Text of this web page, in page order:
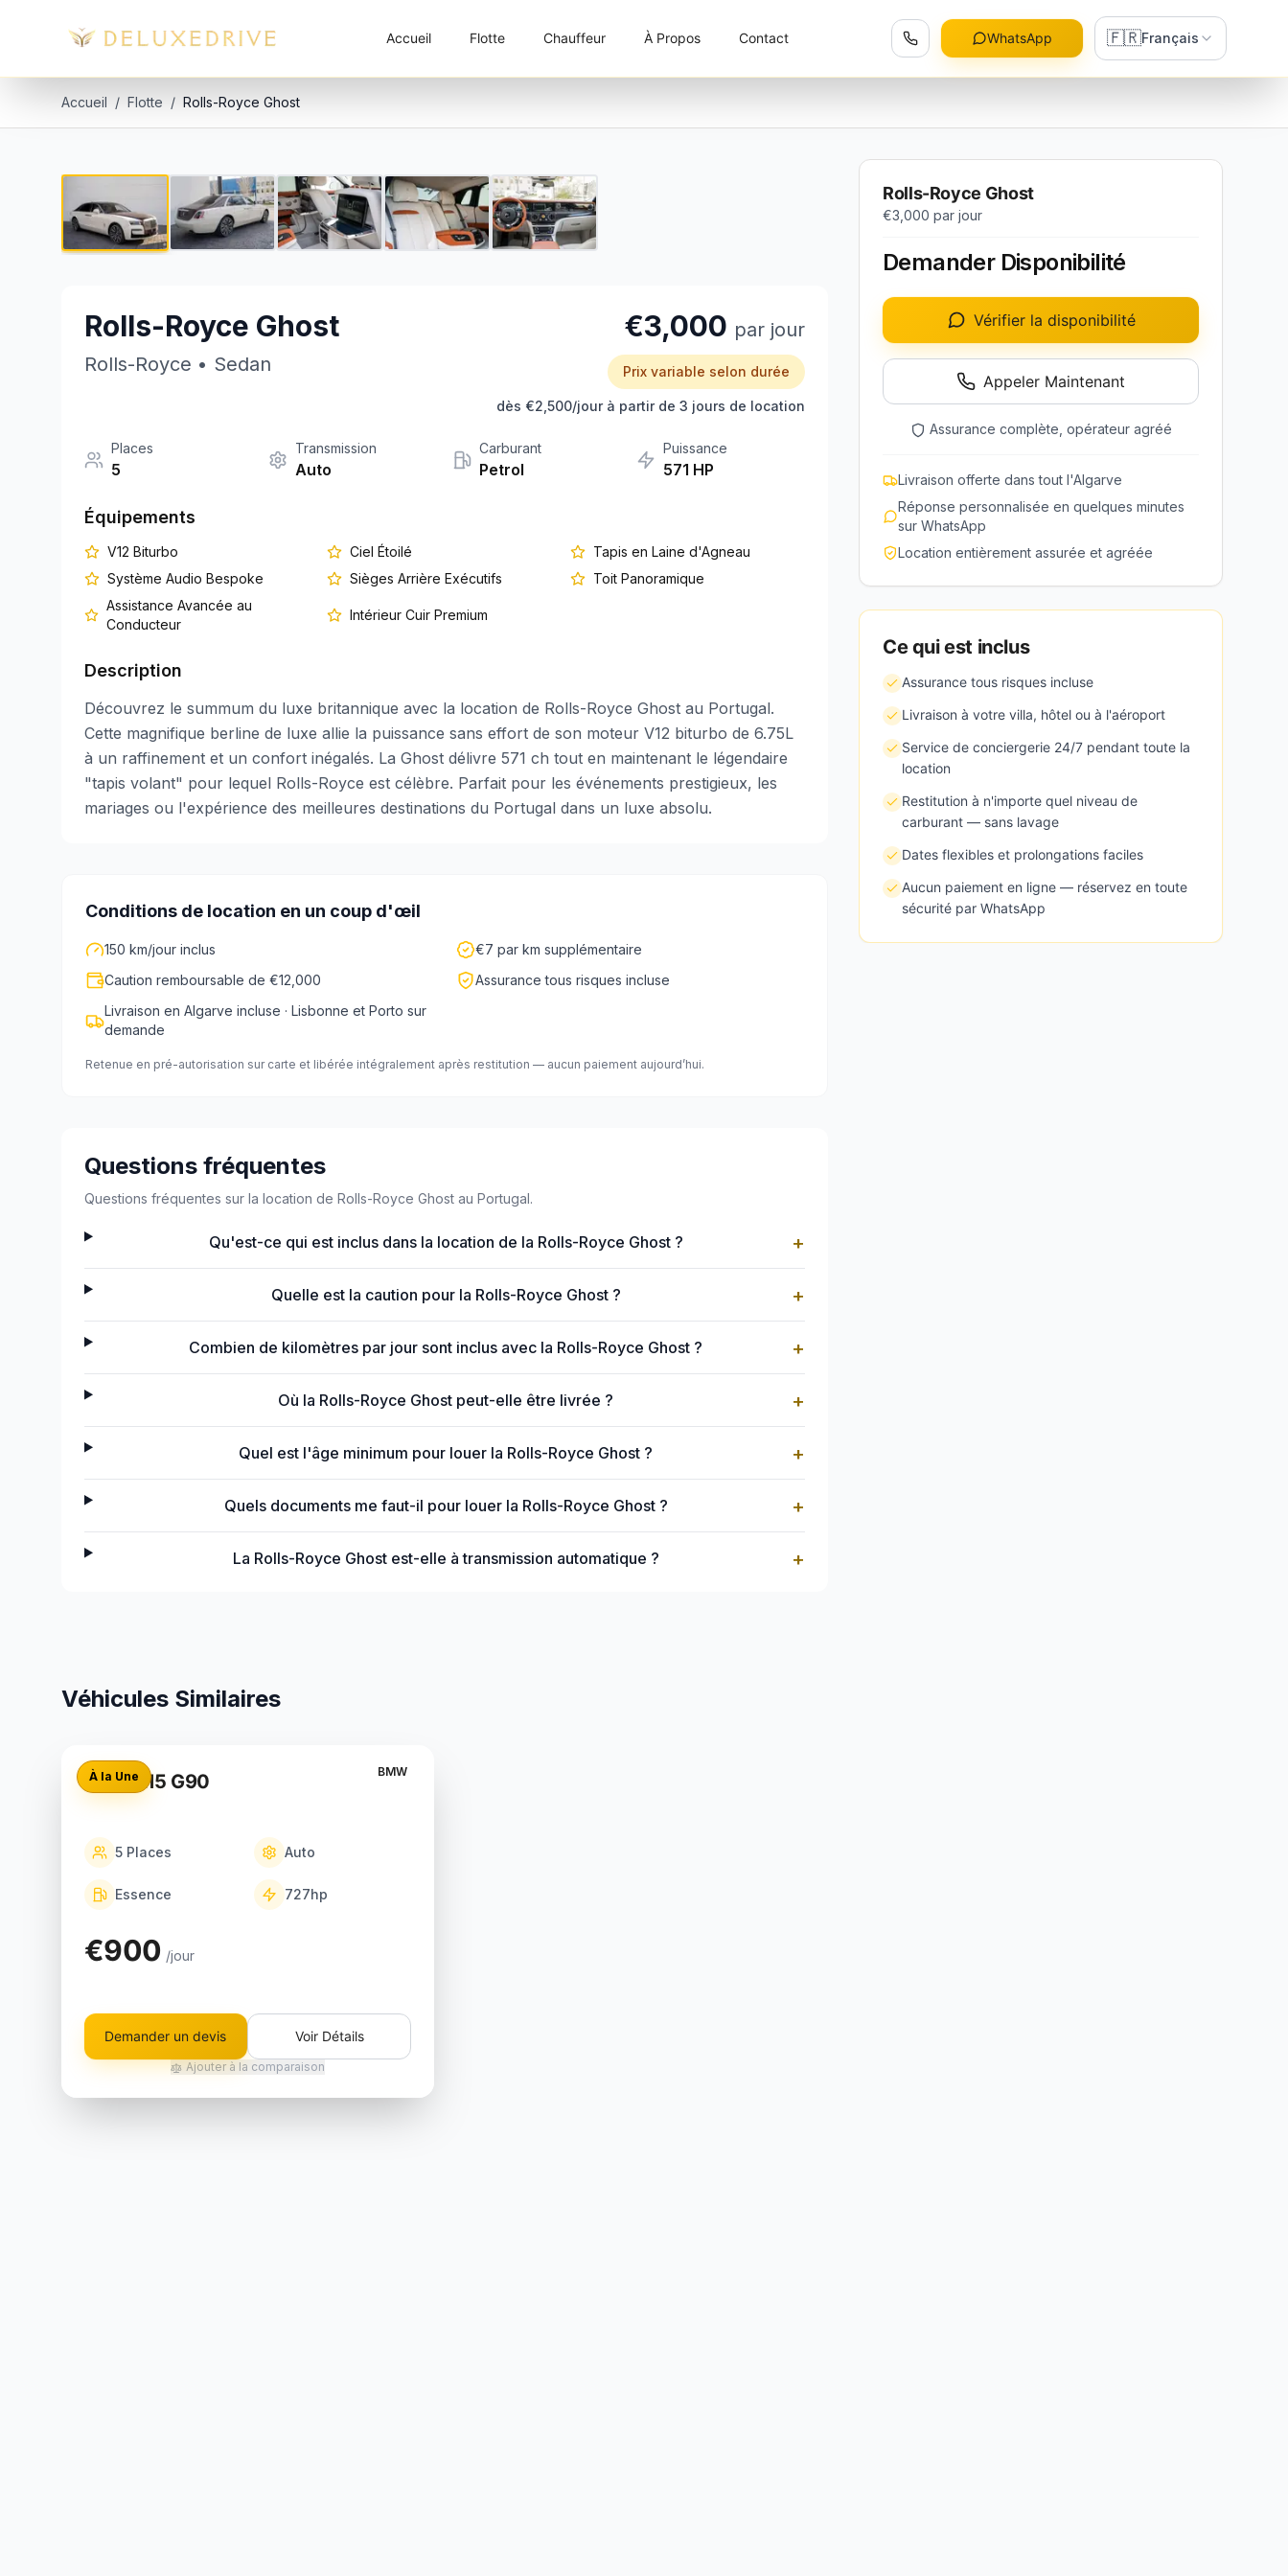
Accueil Flotte Chauffeur À Propos Contact WhatsApp 🇫🇷Français
Accueil / Flotte / Rolls-Royce Ghost
1 / 5
Rolls-Royce Ghost
Rolls-Royce Ghost
Rolls-Royce • Sedan
€3,000 par jour
Prix variable selon durée
dès €2,500/jour à partir de 3 jours de location
Places
5
Transmission
Auto
Carburant
Petrol
Puissance
571 HP
Équipements
V12 Biturbo Ciel Étoilé
Tapis en Laine d'Agneau
Système Audio Bespoke
Sièges Arrière Exécutifs
Toit Panoramique
Assistance Avancée au
Conducteur
Intérieur Cuir Premium
Description
Découvrez le summum du luxe britannique avec la location de Rolls-Royce Ghost au Portugal.
Cette magnifique berline de luxe allie la puissance sans effort de son moteur V12 biturbo de 6.75L
à un raffinement et un confort inégalés. La Ghost délivre 571 ch tout en maintenant le légendaire
"tapis volant" pour lequel Rolls-Royce est célèbre. Parfait pour les événements prestigieux, les
mariages ou l'expérience des meilleures destinations du Portugal dans un luxe absolu.
Conditions de location en un coup d'œil
150 km/jour inclus
€7 par km supplémentaire
Caution remboursable de €12,000
Assurance tous risques incluse
Livraison en Algarve incluse · Lisbonne et Porto sur
demande
Retenue en pré-autorisation sur carte et libérée intégralement après restitution — aucun paiement aujourd’hui.
Questions fréquentes
Questions fréquentes sur la location de Rolls-Royce Ghost au Portugal.
Qu'est-ce qui est inclus dans la location de la Rolls-Royce Ghost ? +
Quelle est la caution pour la Rolls-Royce Ghost ? +
Combien de kilomètres par jour sont inclus avec la Rolls-Royce Ghost ? +
Où la Rolls-Royce Ghost peut-elle être livrée ? +
Quel est l'âge minimum pour louer la Rolls-Royce Ghost ? +
Quels documents me faut-il pour louer la Rolls-Royce Ghost ? +
La Rolls-Royce Ghost est-elle à transmission automatique ? +
Rolls-Royce Ghost
€3,000 par jour
Demander Disponibilité
Vérifier la disponibilité
Appeler Maintenant
Assurance complète, opérateur agréé
Livraison offerte dans tout l'Algarve
Réponse personnalisée en quelques minutes
sur WhatsApp
Location entièrement assurée et agréée
Ce qui est inclus
Assurance tous risques incluse
Livraison à votre villa, hôtel ou à l'aéroport
Service de conciergerie 24/7 pendant toute la
location
Restitution à n'importe quel niveau de
carburant — sans lavage
Dates flexibles et prolongations faciles
Aucun paiement en ligne — réservez en toute
sécurité par WhatsApp
Véhicules Similaires
À la Une BMW
BMW M5 G90
5 Places Auto
Essence 727hp
€900 /jour
Demander un devis Voir Détails
Ajouter à la comparaison